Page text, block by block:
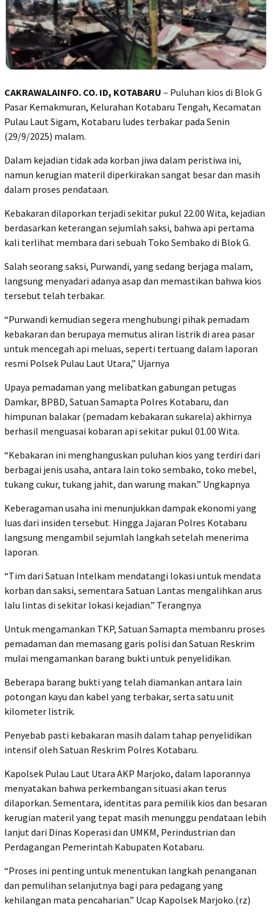
CAKRAWALAINFO. CO. ID, KOTABARU – Puluhan kios di Blok G
Pasar Kemakmuran, Kelurahan Kotabaru Tengah, Kecamatan
Pulau Laut Sigam, Kotabaru ludes terbakar pada Senin
(29/9/2025) malam.
Dalam kejadian tidak ada korban jiwa dalam peristiwa ini,
namun kerugian materil diperkirakan sangat besar dan masih
dalam proses pendataan.
Kebakaran dilaporkan terjadi sekitar pukul 22.00 Wita, kejadian
berdasarkan keterangan sejumlah saksi, bahwa api pertama
kali terlihat membara dari sebuah Toko Sembako di Blok G.
Salah seorang saksi, Purwandi, yang sedang berjaga malam,
langsung menyadari adanya asap dan memastikan bahwa kios
tersebut telah terbakar.
“Purwandi kemudian segera menghubungi pihak pemadam
kebakaran dan berupaya memutus aliran listrik di area pasar
untuk mencegah api meluas, seperti tertuang dalam laporan
resmi Polsek Pulau Laut Utara,” Ujarnya
Upaya pemadaman yang melibatkan gabungan petugas
Damkar, BPBD, Satuan Samapta Polres Kotabaru, dan
himpunan balakar (pemadam kebakaran sukarela) akhirnya
berhasil menguasai kobaran api sekitar pukul 01.00 Wita.
“Kebakaran ini menghanguskan puluhan kios yang terdiri dari
berbagai jenis usaha, antara lain toko sembako, toko mebel,
tukang cukur, tukang jahit, dan warung makan.” Ungkapnya
Keberagaman usaha ini menunjukkan dampak ekonomi yang
luas dari insiden tersebut. Hingga Jajaran Polres Kotabaru
langsung mengambil sejumlah langkah setelah menerima
laporan.
“Tim dari Satuan Intelkam mendatangi lokasi untuk mendata
korban dan saksi, sementara Satuan Lantas mengalihkan arus
lalu lintas di sekitar lokasi kejadian.” Terangnya
Untuk mengamankan TKP, Satuan Samapta membanru proses
pemadaman dan memasang garis polisi dan Satuan Reskrim
mulai mengamankan barang bukti untuk penyelidikan.
Beberapa barang bukti yang telah diamankan antara lain
potongan kayu dan kabel yang terbakar, serta satu unit
kilometer listrik.
Penyebab pasti kebakaran masih dalam tahap penyelidikan
intensif oleh Satuan Reskrim Polres Kotabaru.
Kapolsek Pulau Laut Utara AKP Marjoko, dalam laporannya
menyatakan bahwa perkembangan situasi akan terus
dilaporkan. Sementara, identitas para pemilik kios dan besaran
kerugian materil yang tepat masih menunggu pendataan lebih
lanjut dari Dinas Koperasi dan UMKM, Perindustrian dan
Perdagangan Pemerintah Kabupaten Kotabaru.
“Proses ini penting untuk menentukan langkah penanganan
dan pemulihan selanjutnya bagi para pedagang yang
kehilangan mata pencaharian.” Ucap Kapolsek Marjoko.(rz)